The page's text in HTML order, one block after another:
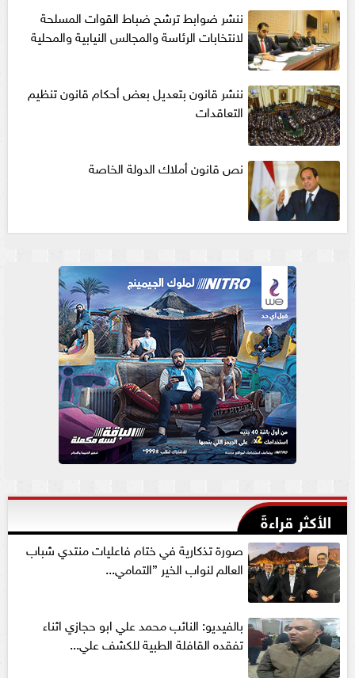
ننشر ضوابط ترشح ضباط القوات المسلحة
لانتخابات الرئاسة والمجالس النيابية والمحلية‎
ننشر قانون بتعديل بعض أحكام قانون تنظيم
التعاقدات
نص قانون أملاك الدولة الخاصة
الأكثر قراءةً
صورة تذكارية في ختام فاعليات منتدي شباب
العالم لنواب الخير ”التمامي...
بالفيديو: النائب محمد علي ابو حجازي اثناء
تفقده القافلة الطبية للكشف علي...